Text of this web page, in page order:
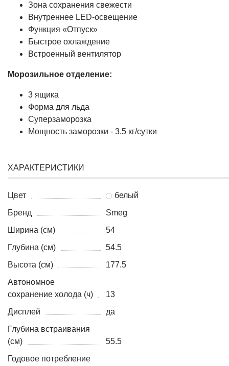
Зона сохранения свежести
Внутреннее LED-освещение
Функция «Отпуск»
Быстрое охлаждение
Встроенный вентилятор
Морозильное отделение:
3 ящика
Форма для льда
Суперзаморозка
Мощность заморозки - 3.5 кг/сутки
ХАРАКТЕРИСТИКИ
Цвет
белый
Бренд
Smeg
Ширина (см)
54
Глубина (см)
54.5
Высота (см)
177.5
Автономное
сохранение холода (ч)
13
Дисплей
да
Глубина встраивания
(см)
55.5
Годовое потребление